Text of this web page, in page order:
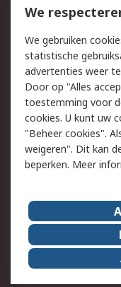
Bestellen
Track & Trace
Wettelijk
Cookiebeleid
Privacybeleid
Algemene
Over RS
RS Group
RS wereldwijd
ESG
We
We gebruiken
statistische
advertenties weer
Door op "Alles
toestemming voor
cookies. U kunt uw
"Beheer cookies".
weigeren". Dit kan
beperken. Meer